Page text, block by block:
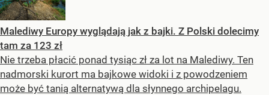
Malediwy Europy wyglądają jak z bajki. Z Polski dolecimy
tam za 123 zł
Nie trzeba płacić ponad tysiąc zł za lot na Malediwy. Ten
nadmorski kurort ma bajkowe widoki i z powodzeniem
może być tanią alternatywą dla słynnego archipelagu.